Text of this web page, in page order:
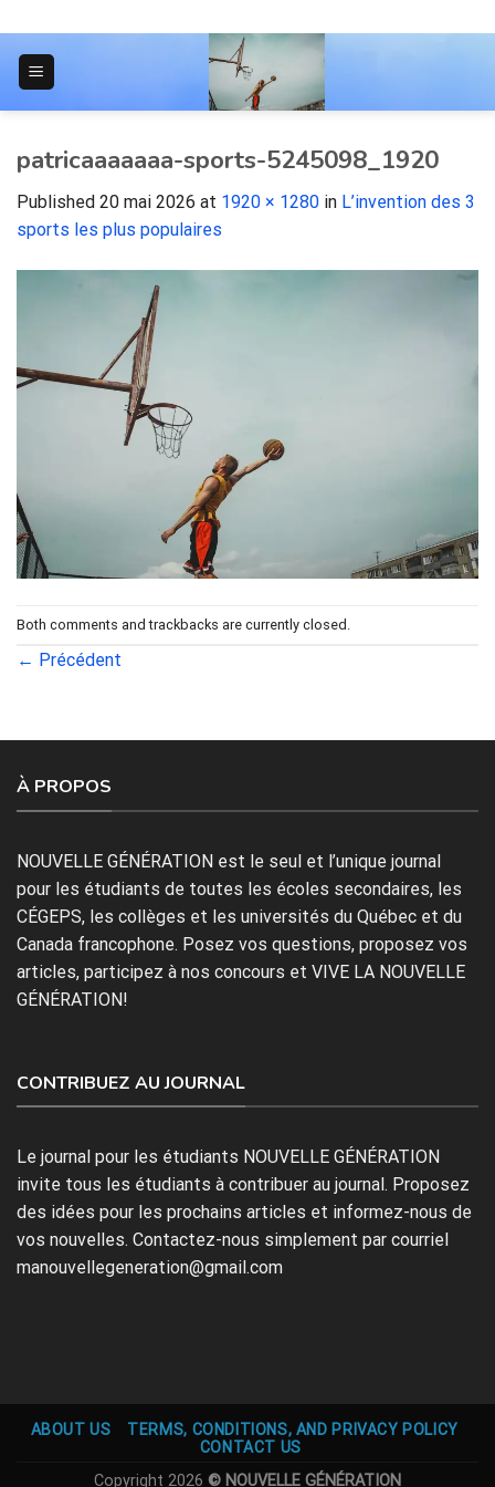
to
content
patricaaaaaaa-sports-5245098_1920
Published 20 mai 2026 at 1920 × 1280 in L’invention des 3
sports les plus populaires
Both comments and trackbacks are currently closed.
← Précédent
À PROPOS
NOUVELLE GÉNÉRATION est le seul et l’unique journal
pour les étudiants de toutes les écoles secondaires, les
CÉGEPS, les collèges et les universités du Québec et du
Canada francophone. Posez vos questions, proposez vos
articles, participez à nos concours et VIVE LA NOUVELLE
GÉNÉRATION!
CONTRIBUEZ AU JOURNAL
Le journal pour les étudiants NOUVELLE GÉNÉRATION
invite tous les étudiants à contribuer au journal. Proposez
des idées pour les prochains articles et informez-nous de
vos nouvelles. Contactez-nous simplement par courriel
manouvellegeneration@gmail.com
ABOUT US
TERMS, CONDITIONS, AND PRIVACY POLICY
CONTACT US
Copyright 2026 © NOUVELLE GÉNÉRATION